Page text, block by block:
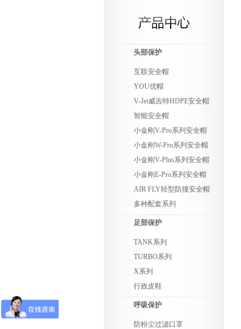
头部保护
互联安全帽
YOU优帽
V-Jet威吉特HDPE安全帽
智能安全帽
小金刚V-Pro系列安全帽
小金刚W-Pro系列安全帽
小金刚V-Plus系列安全帽
小金刚E-Pro系列安全帽
AIR FLY轻型防撞安全帽
多种配套系列
足部保护
TANK系列
TURBO系列
X系列
行政皮鞋
呼吸保护
防粉尘过滤口罩